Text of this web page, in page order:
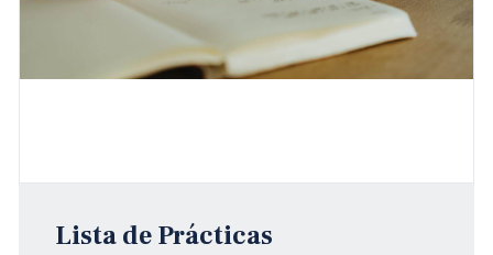
Lista de Prácticas